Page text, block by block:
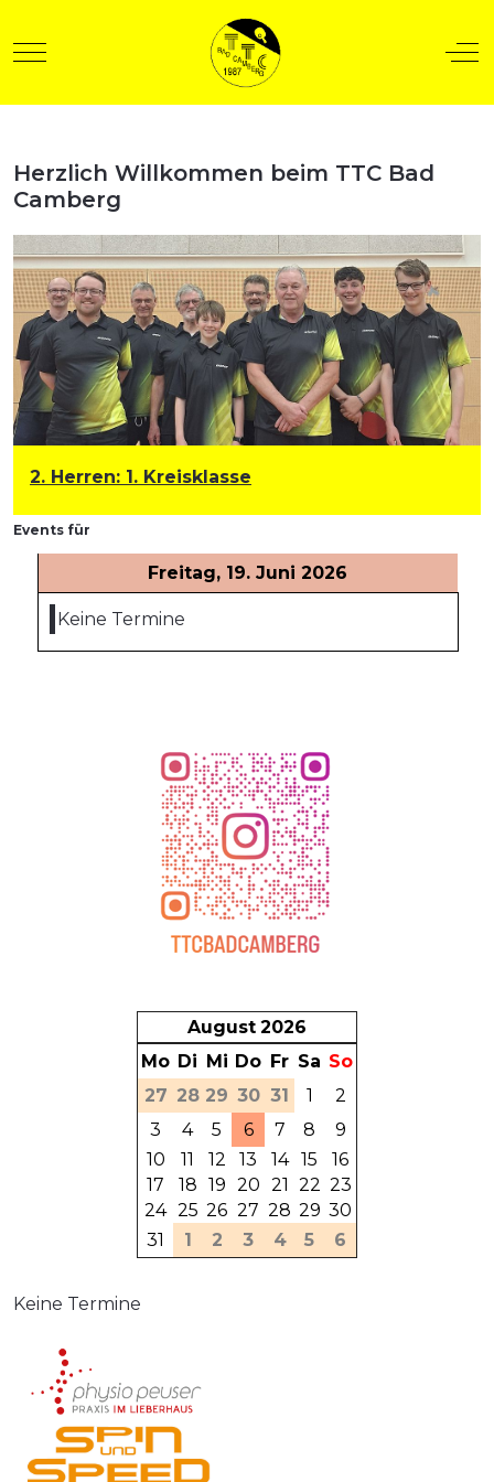
Mobile Menu Toggle
Herzlich Willkommen beim TTC Bad
Camberg
2. Herren: 1. Kreisklasse
Events für
Freitag, 19. Juni 2026
Keine Termine
August 2026
Mo Di Mi Do Fr Sa So
27 28 29 30 31 1
2
3
4 5 6 7 8
9
10
11 12 13 14 15
16
17
18 19 20 21 22 23
24 25 26 27 28 29 30
31
1 2 3 4 5 6
Keine Termine
anzeigen